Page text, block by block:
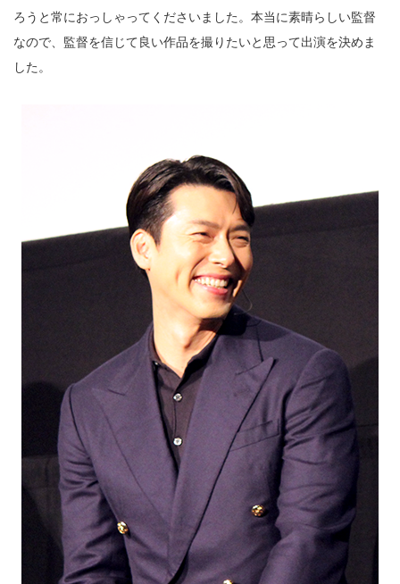
ろうと常におっしゃってくださいました。本当に素晴らしい監督
なので、監督を信じて良い作品を撮りたいと思って出演を決めま
した。